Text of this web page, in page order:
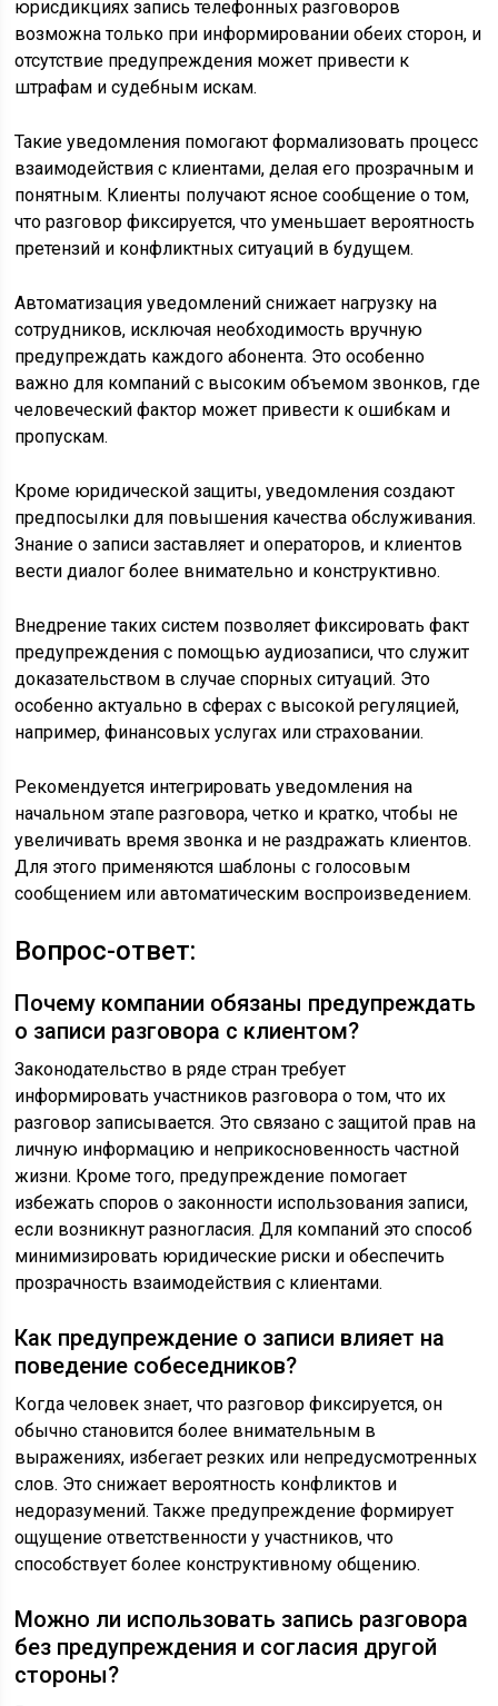
юрисдикциях запись телефонных разговоров
возможна только при информировании обеих сторон, и
отсутствие предупреждения может привести к
штрафам и судебным искам.
Такие уведомления помогают формализовать процесс
взаимодействия с клиентами, делая его прозрачным и
понятным. Клиенты получают ясное сообщение о том,
что разговор фиксируется, что уменьшает вероятность
претензий и конфликтных ситуаций в будущем.
Автоматизация уведомлений снижает нагрузку на
сотрудников, исключая необходимость вручную
предупреждать каждого абонента. Это особенно
важно для компаний с высоким объемом звонков, где
человеческий фактор может привести к ошибкам и
пропускам.
Кроме юридической защиты, уведомления создают
предпосылки для повышения качества обслуживания.
Знание о записи заставляет и операторов, и клиентов
вести диалог более внимательно и конструктивно.
Внедрение таких систем позволяет фиксировать факт
предупреждения с помощью аудиозаписи, что служит
доказательством в случае спорных ситуаций. Это
особенно актуально в сферах с высокой регуляцией,
например, финансовых услугах или страховании.
Рекомендуется интегрировать уведомления на
начальном этапе разговора, четко и кратко, чтобы не
увеличивать время звонка и не раздражать клиентов.
Для этого применяются шаблоны с голосовым
сообщением или автоматическим воспроизведением.
Вопрос-ответ:
Почему компании обязаны предупреждать
о записи разговора с клиентом?
Законодательство в ряде стран требует
информировать участников разговора о том, что их
разговор записывается. Это связано с защитой прав на
личную информацию и неприкосновенность частной
жизни. Кроме того, предупреждение помогает
избежать споров о законности использования записи,
если возникнут разногласия. Для компаний это способ
минимизировать юридические риски и обеспечить
прозрачность взаимодействия с клиентами.
Как предупреждение о записи влияет на
поведение собеседников?
Когда человек знает, что разговор фиксируется, он
обычно становится более внимательным в
выражениях, избегает резких или непредусмотренных
слов. Это снижает вероятность конфликтов и
недоразумений. Также предупреждение формирует
ощущение ответственности у участников, что
способствует более конструктивному общению.
Можно ли использовать запись разговора
без предупреждения и согласия другой
стороны?